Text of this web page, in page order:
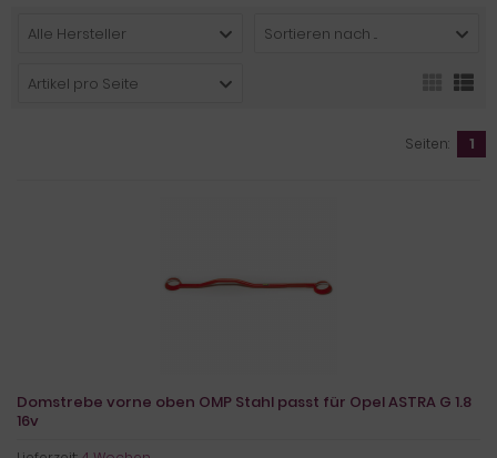
Alle Hersteller Sortieren nach ...
Artikel pro Seite
Seiten: 1
Domstrebe vorne oben OMP Stahl passt für Opel ASTRA G 1.8
16v